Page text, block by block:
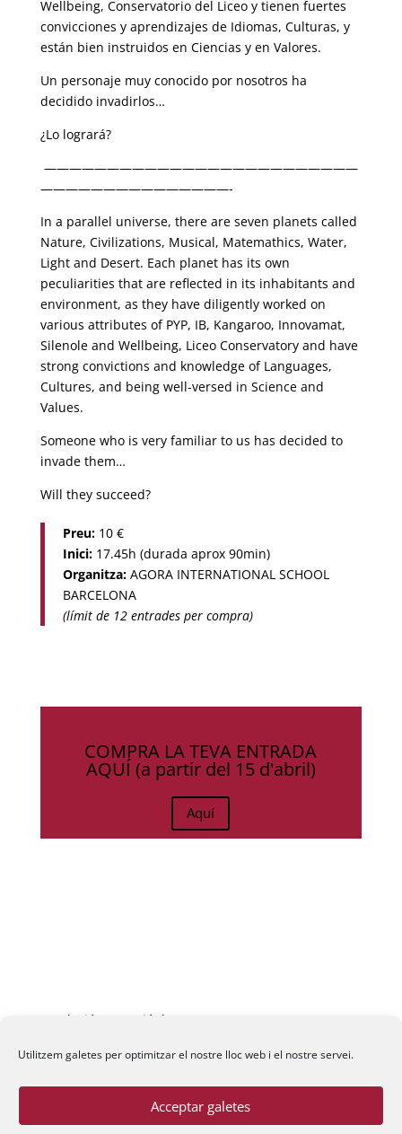
Utilitzem galetes per optimitzar el nostre lloc web i el nostre servei.
Acceptar galetes
Wellbeing, Conservatorio del Liceo y tienen fuertes
convicciones y aprendizajes de Idiomas, Culturas, y
están bien instruidos en Ciencias y en Valores.
Un personaje muy conocido por nosotros ha
decidido invadirlos…
¿Lo logrará?
—————————————————————————
———————————————-
In a parallel universe, there are seven planets called
Nature, Civilizations, Musical, Matemathics, Water,
Light and Desert. Each planet has its own
peculiarities that are reflected in its inhabitants and
environment, as they have diligently worked on
various attributes of PYP, IB, Kangaroo, Innovamat,
Silenole and Wellbeing, Liceo Conservatory and have
strong convictions and knowledge of Languages,
Cultures, and being well-versed in Science and
Values.
Someone who is very familiar to us has decided to
invade them…
Will they succeed?
Preu:10 €
Inici:17.45h (durada aprox 90min)
Organitza:AGORA INTERNATIONAL SCHOOL
BARCELONA
(límit de 12 entrades per compra)
COMPRA LA TEVA ENTRADA
AQUÍ (a partir del 15 d'abril)
Aquí
Fundació La Passió d’Esparreguera, 2026